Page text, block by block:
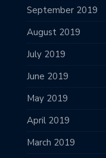
September 2019
August 2019
July 2019
June 2019
May 2019
April 2019
March 2019